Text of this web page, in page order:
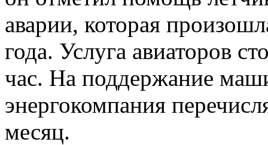
аварии, которая
года. Услуга авиаторов
час. На поддержание
энергокомпания
месяц.